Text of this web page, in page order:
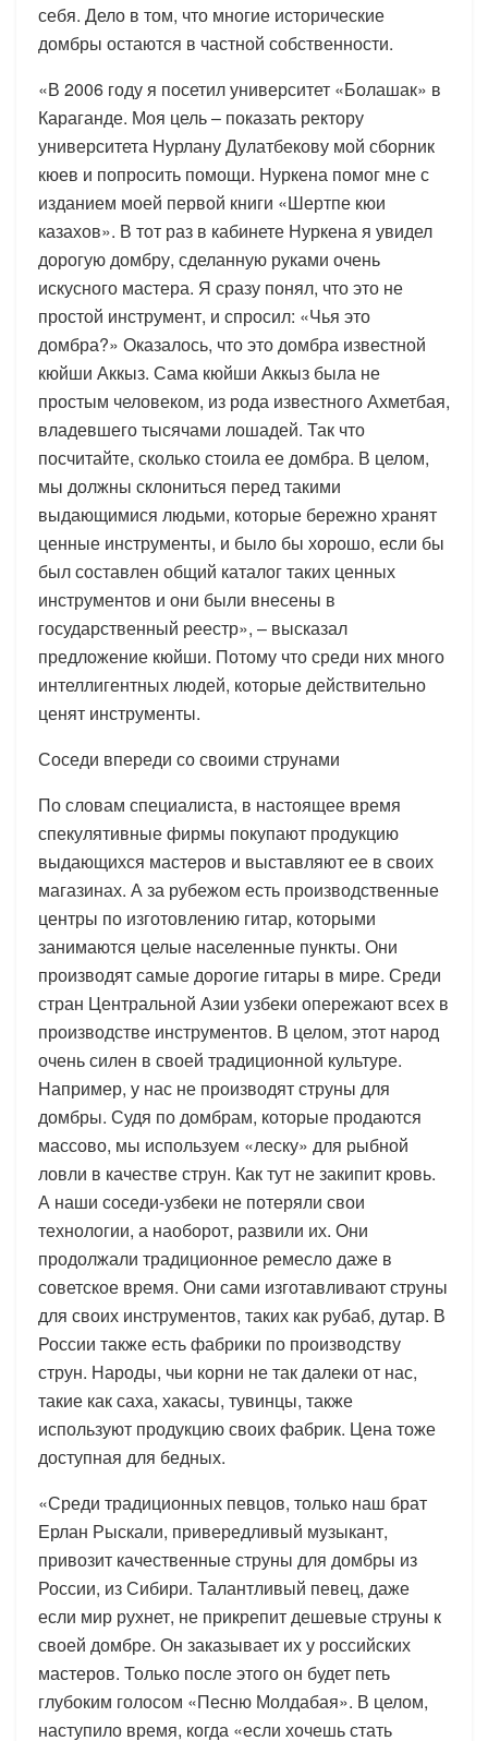
себя. Дело в том, что многие исторические
домбры остаются в частной собственности.
«В 2006 году я посетил университет «Болашак» в
Караганде. Моя цель – показать ректору
университета Нурлану Дулатбекову мой сборник
кюев и попросить помощи. Нуркена помог мне с
изданием моей первой книги «Шертпе кюи
казахов». В тот раз в кабинете Нуркена я увидел
дорогую домбру, сделанную руками очень
искусного мастера. Я сразу понял, что это не
простой инструмент, и спросил: «Чья это
домбра?» Оказалось, что это домбра известной
кюйши Аккыз. Сама кюйши Аккыз была не
простым человеком, из рода известного Ахметбая,
владевшего тысячами лошадей. Так что
посчитайте, сколько стоила ее домбра. В целом,
мы должны склониться перед такими
выдающимися людьми, которые бережно хранят
ценные инструменты, и было бы хорошо, если бы
был составлен общий каталог таких ценных
инструментов и они были внесены в
государственный реестр», – высказал
предложение кюйши. Потому что среди них много
интеллигентных людей, которые действительно
ценят инструменты.
Соседи впереди со своими струнами
По словам специалиста, в настоящее время
спекулятивные фирмы покупают продукцию
выдающихся мастеров и выставляют ее в своих
магазинах. А за рубежом есть производственные
центры по изготовлению гитар, которыми
занимаются целые населенные пункты. Они
производят самые дорогие гитары в мире. Среди
стран Центральной Азии узбеки опережают всех в
производстве инструментов. В целом, этот народ
очень силен в своей традиционной культуре.
Например, у нас не производят струны для
домбры. Судя по домбрам, которые продаются
массово, мы используем «леску» для рыбной
ловли в качестве струн. Как тут не закипит кровь.
А наши соседи-узбеки не потеряли свои
технологии, а наоборот, развили их. Они
продолжали традиционное ремесло даже в
советское время. Они сами изготавливают струны
для своих инструментов, таких как рубаб, дутар. В
России также есть фабрики по производству
струн. Народы, чьи корни не так далеки от нас,
такие как саха, хакасы, тувинцы, также
используют продукцию своих фабрик. Цена тоже
доступная для бедных.
«Среди традиционных певцов, только наш брат
Ерлан Рыскали, привередливый музыкант,
привозит качественные струны для домбры из
России, из Сибири. Талантливый певец, даже
если мир рухнет, не прикрепит дешевые струны к
своей домбре. Он заказывает их у российских
мастеров. Только после этого он будет петь
глубоким голосом «Песню Молдабая». В целом,
наступило время, когда «если хочешь стать